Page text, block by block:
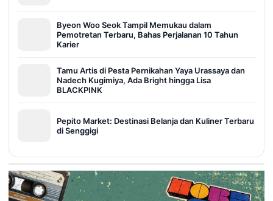
Byeon Woo Seok Tampil Memukau dalam
Pemotretan Terbaru, Bahas Perjalanan 10 Tahun
Karier
Tamu Artis di Pesta Pernikahan Yaya Urassaya dan
Nadech Kugimiya, Ada Bright hingga Lisa
BLACKPINK
Pepito Market: Destinasi Belanja dan Kuliner Terbaru
di Senggigi